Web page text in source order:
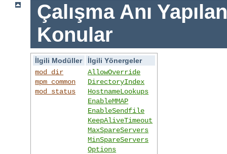
Çalışma Anı
Konular
İlgili Modüller
İlgili Yönergeler
mod_dir
mpm_common
mod_status
AllowOverride
DirectoryIndex
HostnameLookups
EnableMMAP
EnableSendfile
KeepAliveTimeout
MaxSpareServers
MinSpareServers
Options